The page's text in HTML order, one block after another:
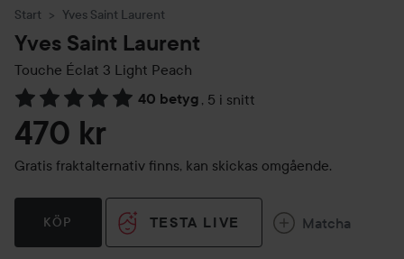
Start Yves Saint Laurent
Yves Saint Laurent
Touche Éclat 3 Light Peach
40 betyg , 5 i snitt
Hoppa till Betyg & kommentarer
470 kr
Gratis fraktalternativ finns, kan skickas omgående.
KÖP TESTA LIVE Matcha